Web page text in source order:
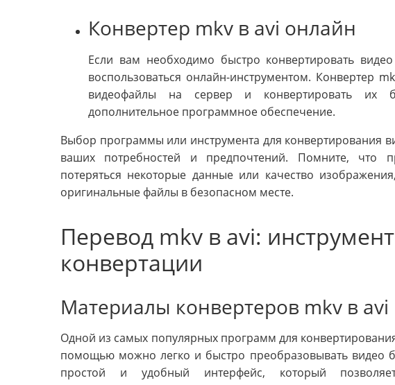
Конвертер mkv в avi онлайн
Если вам необходимо быстро конвертировать
воспользоваться онлайн-инструментом. Конвертер
видеофайлы на сервер и конвертировать их
дополнительное программное обеспечение.
Выбор программы или инструмента для конвертирования
ваших потребностей и предпочтений. Помните, что
потеряться некоторые данные или качество
оригинальные файлы в безопасном месте.
Перевод mkv в avi:
конвертации
Материалы конвертеров mkv в avi
Одной из самых популярных программ для
помощью можно легко и быстро преобразовывать видео
простой и удобный интерфейс, который